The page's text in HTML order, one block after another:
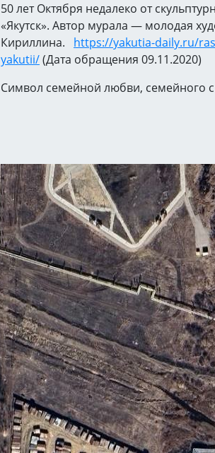
50 лет Октября недалеко от
«Якутск». Автор мурала — молодая
Кириллина.⠀ https://yakutia-daily.ru/
yakutii/(Дата обращения 09.11.2020)
Символ семейной любви, семейного